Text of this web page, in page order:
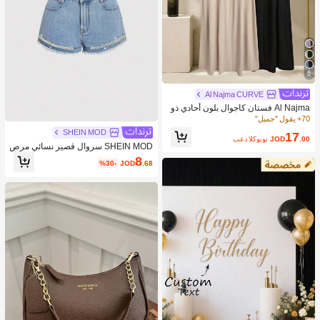
6
Al Najma CURVE
Al Najma فستان كاجوال بلون أحادي ذو
70+ يقول "جميل"
JOD17 .00 بعد الكوبون
SHEIN MOD
SHEIN MOD سروال قصير نسائي مرص
ع بالراين والخرز الزجاجي وباللون الجينز
JOD8.68
%30-